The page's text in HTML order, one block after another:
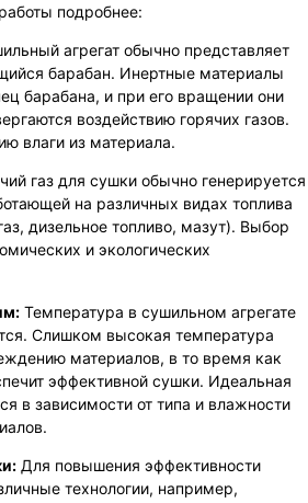
подробнее:
агрегат обычно представляет
барабан. Инертные материалы
барабана, и при его вращении они
воздействию горячих газов.
влаги из материала.
газ для сушки обычно генерируется
на различных видах топлива
дизельное топливо, мазут). Выбор
и экологических
Температура в сушильном агрегате
Слишком высокая температура
материалов, в то время как
эффективной сушки. Идеальная
в зависимости от типа и влажности
Для повышения эффективности
технологии, например,